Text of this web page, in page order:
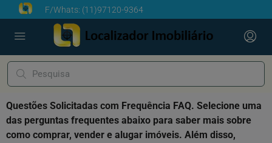
F/Whats: (11)97120-9364
Questões Solicitadas com Frequência FAQ. Selecione uma
das perguntas frequentes abaixo para saber mais sobre
como comprar, vender e alugar imóveis. Além disso,